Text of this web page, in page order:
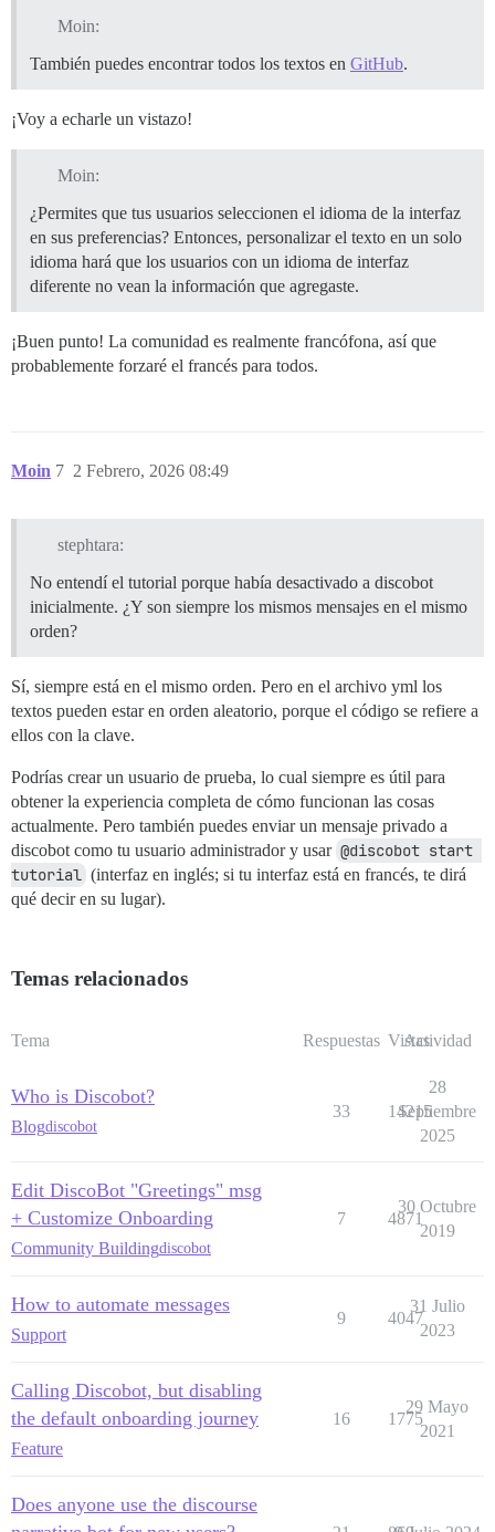
Moin:
También puedes encontrar todos los textos en GitHub.
¡Voy a echarle un vistazo!
Moin:
¿Permites que tus usuarios seleccionen el idioma de la interfaz
en sus preferencias? Entonces, personalizar el texto en un solo
idioma hará que los usuarios con un idioma de interfaz
diferente no vean la información que agregaste.
¡Buen punto! La comunidad es realmente francófona, así que
probablemente forzaré el francés para todos.
Moin 2 Febrero, 2026 08:49
7
stephtara:
No entendí el tutorial porque había desactivado a discobot
inicialmente. ¿Y son siempre los mismos mensajes en el mismo
orden?
Sí, siempre está en el mismo orden. Pero en el archivo yml los
textos pueden estar en orden aleatorio, porque el código se refiere a
ellos con la clave.
Podrías crear un usuario de prueba, lo cual siempre es útil para
obtener la experiencia completa de cómo funcionan las cosas
actualmente. Pero también puedes enviar un mensaje privado a
discobot como tu usuario administrador y usar @discobot start
tutorial (interfaz en inglés; si tu interfaz está en francés, te dirá
qué decir en su lugar).
Temas relacionados
Tema Respuestas Vistas
Actividad
Who is Discobot?
Blogdiscobot
33 14215
28
Septiembre
2025
Edit DiscoBot "Greetings" msg
+ Customize Onboarding
Community Buildingdiscobot
7 4871
30 Octubre
2019
How to automate messages
Support
9 4047
31 Julio
2023
Calling Discobot, but disabling
the default onboarding journey
Feature
16 1775
29 Mayo
2021
Does anyone use the discourse